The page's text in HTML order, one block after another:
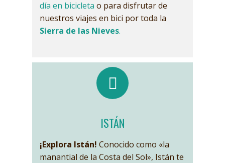
día en bicicleta o para disfrutar de
nuestros viajes en bici por toda la
Sierra de las Nieves.
ISTÁN
¡Explora Istán! Conocido como «la
manantial de la Costa del Sol», Istán te